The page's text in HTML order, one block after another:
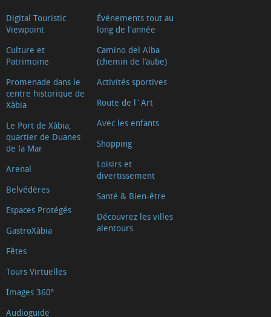
Digital Touristic
Viewpoint
Culture et
Patrimoine
Promenade dans le
centre historique de
Xàbia
Le Port de Xàbia,
quartier de Duanes
de la Mar
Arenal
Belvédères
Espaces Protégés
GastroXàbia
Fêtes
Tours Virtuelles
Images 360º
Audioguide
Événements tout au
long de l'année
Camino del Alba
(chemin de l’aube)
Activités sportives
Route de l´Art
Avec les enfants
Shopping
Loisirs et
divertissement
Santé & Bien-être
Découvrez les villes
alentours